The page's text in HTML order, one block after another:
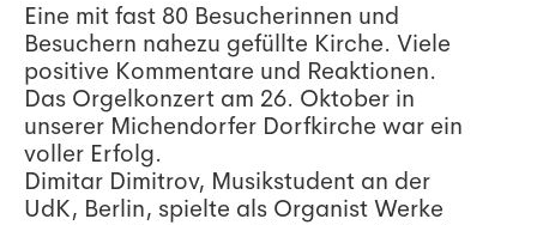
Eine mit fast 80 Besucherinnen und
Besuchern nahezu gefüllte Kirche. Viele
positive Kommentare und Reaktionen.
Das Orgelkonzert am 26. Oktober in
unserer Michendorfer Dorfkirche war ein
voller Erfolg.
Dimitar Dimitrov, Musikstudent an der
UdK, Berlin, spielte als Organist Werke